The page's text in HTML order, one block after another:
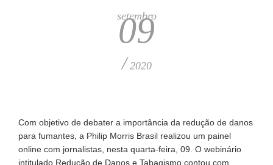
setembro
09
/ 2020
Com objetivo de debater a importância da redução de danos
para fumantes, a Philip Morris Brasil realizou um painel
online com jornalistas, nesta quarta-feira, 09. O webinário
intitulado Redução de Danos e Tabagismo contou com